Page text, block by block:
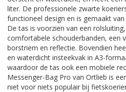
liter. De professionele zwarte
functioneel design en is gemaakt
De tas is voorzien van een
comfortabele schouderbanden, een
borstriem en reflectie. Bovendien
en waterdicht insteekvak in A3-
waardoor de tas ook een mobiele
Messenger-Bag Pro van Ortlieb is
niet voor niets populair bij